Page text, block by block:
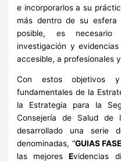
e incorporarlos a su
más dentro de su esfera
posible, es
investigación y
accesible, a profesionales
Con estos objetivos
fundamentales de la
la Estrategia para la
Consejería de Salud de
desarrollado una serie
denominadas, “GUIAS FASE
las mejoresEvidencias